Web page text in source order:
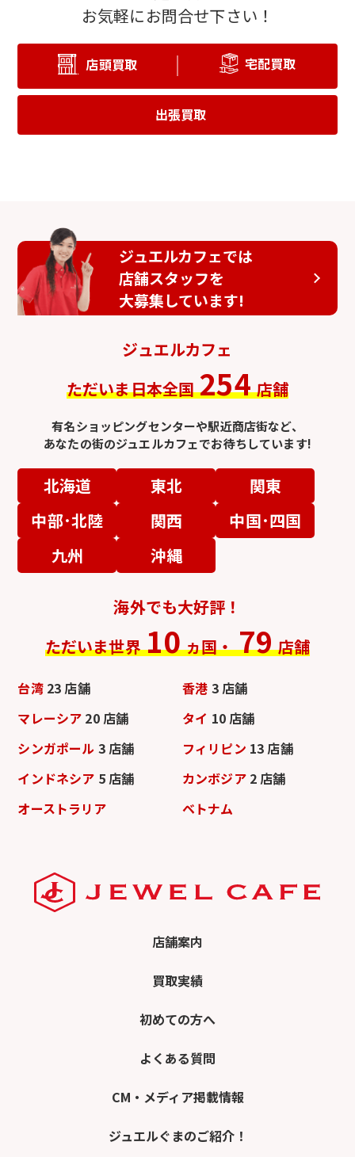
お気軽にお問合せ下さい！
店頭買取 宅配買取
出張買取
ジュエルカフェでは
店舗スタッフを
大募集しています!
ジュエルカフェ
ただいま日本全国 254 店舗
有名ショッピングセンターや駅近商店街など、
あなたの街のジュエルカフェでお待ちしています!
北海道 東北
関東
中部･北陸
関西
中国･四国
九州
沖縄
海外でも大好評！
ただいま世界 10 ヵ国・ 79 店舗
台湾 23 店舗 香港 3 店舗
マレーシア 20 店舗 タイ 10 店舗
シンガポール 3 店舗 フィリピン 13 店舗
インドネシア 5 店舗 カンボジア 2 店舗
オーストラリア
ベトナム
店舗案内
買取実績
初めての方へ
よくある質問
CM・メディア掲載情報
ジュエルぐまのご紹介！